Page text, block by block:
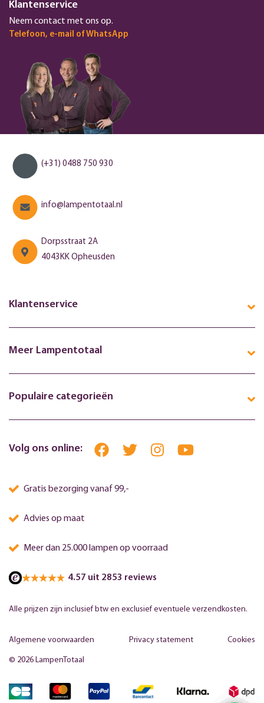
Klantenservice
Neem contact met ons op.
Telefoon, e-mail of WhatsApp
(+31) 0488 750 930
info@lampentotaal.nl
Dorpsstraat 2A
4043KK Opheusden
Klantenservice
Meer Lampentotaal
Populaire categorieën
Volg ons online:
Gratis bezorging vanaf 99,-
Advies op maat
Meer dan 25.000 lampen op voorraad
4.57 uit 2853 reviews
Alle prijzen zijn inclusief btw en exclusief eventuele verzendkosten.
© 2026 LampenTotaal
Algemene voorwaarden Privacy statement Cookies